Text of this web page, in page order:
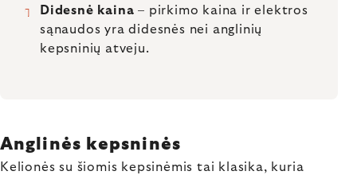
Didesnė kaina – pirkimo kaina ir elektros
sąnaudos yra didesnės nei anglinių
kepsninių atveju.
Anglinės kepsninės
Kelionės su šiomis kepsinėmis tai klasika, kuria